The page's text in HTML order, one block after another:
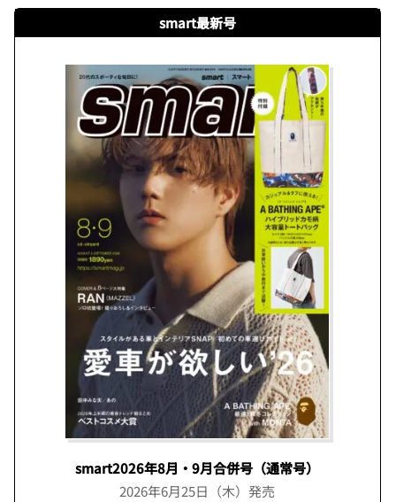
smart最新号
smart2026年8月・9月合併号（通常号）
2026年6月25日（木）発売